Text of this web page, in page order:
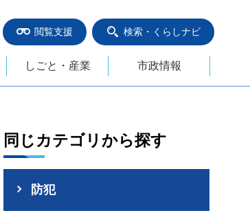
閲覧支援 検索・くらしナビ
しごと・産業 市政情報
同じカテゴリから探す
防犯